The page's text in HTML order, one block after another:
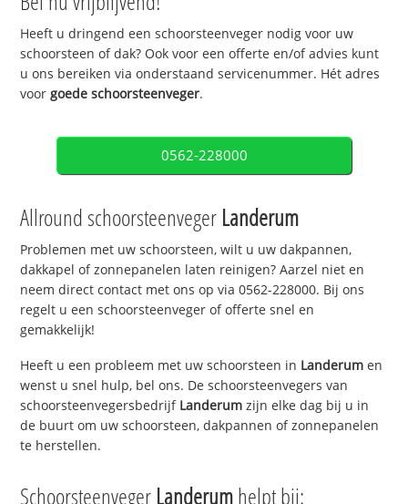
Heeft u dringend een schoorsteenveger nodig voor uw
schoorsteen of dak? Ook voor een offerte en/of advies kunt
u ons bereiken via onderstaand servicenummer. Hét adres
voor goede schoorsteenveger.
0562-228000
Allround schoorsteenveger Landerum
Problemen met uw schoorsteen, wilt u uw dakpannen,
dakkapel of zonnepanelen laten reinigen? Aarzel niet en
neem direct contact met ons op via 0562-228000. Bij ons
regelt u een schoorsteenveger of offerte snel en
gemakkelijk!
Heeft u een probleem met uw schoorsteen in Landerum en
wenst u snel hulp, bel ons. De schoorsteenvegers van
schoorsteenvegersbedrijf Landerum zijn elke dag bij u in
de buurt om uw schoorsteen, dakpannen of zonnepanelen
te herstellen.
Schoorsteenveger Landerumhelpt bij: